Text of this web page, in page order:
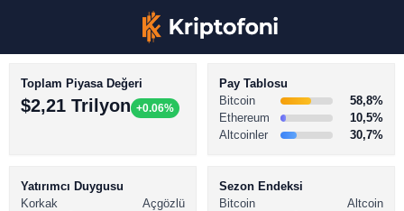
BİTCOİN HABERLERİ
Toplam Piyasa Değeri
$2,21 Trilyon +0.06%
Pay Tablosu
Bitcoin
58,8%
Ethereum
10,5%
Altcoinler
30,7%
Yatırımcı Duygusu
Korkak
Açgözlü
Sezon Endeksi
Bitcoin
Altcoin